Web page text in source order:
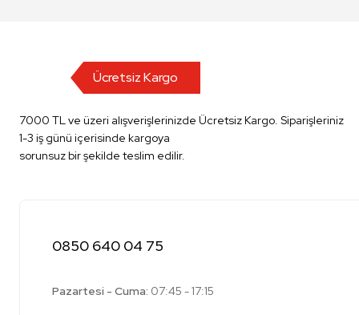
Ücretsiz Kargo
7000 TL ve üzeri alışverişlerinizde Ücretsiz Kargo. Siparişleriniz
1-3 iş günü içerisinde kargoya
sorunsuz bir şekilde teslim edilir.
0850 640 04 75
Pazartesi - Cuma: 07:45 - 17:15